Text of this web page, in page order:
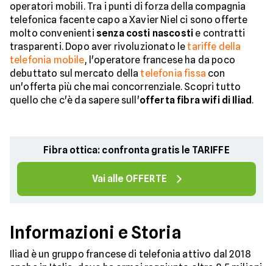
operatori mobili. Tra i punti di forza della compagnia
telefonica facente capo a Xavier Niel ci sono offerte
molto convenienti senza costi nascosti e contratti
trasparenti. Dopo aver rivoluzionato letariffe della
telefonia mobile, l'operatore francese ha da poco
debuttato sul mercato dellatelefonia fissa con
un'offerta più che mai concorrenziale. Scopri tutto
quello che c'è da sapere sull'offerta fibra wifi di Iliad .
Fibra ottica: confronta gratis le TARIFFE
Vai alle OFFERTE
Informazioni e Storia
Iliad è un gruppo francese di telefonia attivo dal 2018